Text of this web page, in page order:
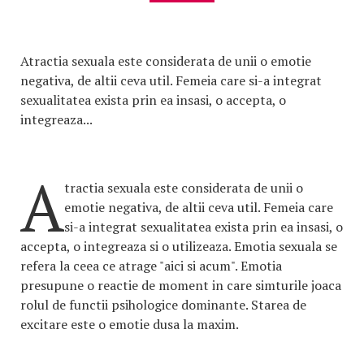
Atractia sexuala este considerata de unii o emotie
negativa, de altii ceva util. Femeia care si-a integrat
sexualitatea exista prin ea insasi, o accepta, o
integreaza...
Atractia sexuala este considerata de unii o
emotie negativa, de altii ceva util. Femeia care
si-a integrat sexualitatea exista prin ea insasi, o
accepta, o integreaza si o utilizeaza. Emotia sexuala se
refera la ceea ce atrage "aici si acum". Emotia
presupune o reactie de moment in care simturile joaca
rolul de functii psihologice dominante. Starea de
excitare este o emotie dusa la maxim.